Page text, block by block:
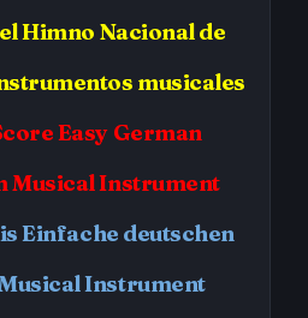
Himno Nacional de
musicales
Easy German
Musical Instrument
Einfache deutschen
Instrument